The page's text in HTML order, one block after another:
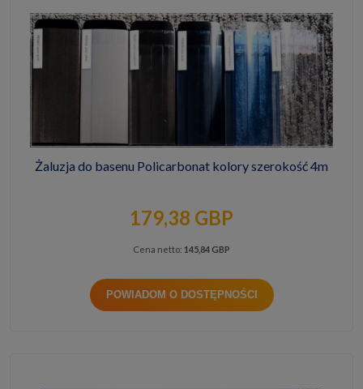
Żaluzja do basenu Policarbonat kolory szerokość 4m
179,38 GBP
Cena netto: 145,84 GBP
POWIADOM O DOSTĘPNOŚCI